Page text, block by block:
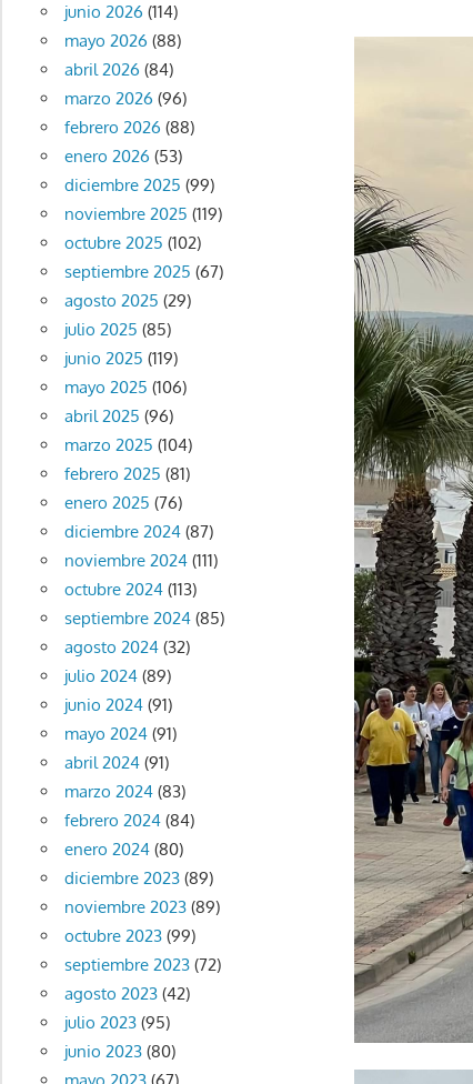
junio 2026 (114)
mayo 2026 (88)
abril 2026 (84)
marzo 2026 (96)
febrero 2026 (88)
enero 2026 (53)
diciembre 2025 (99)
noviembre 2025 (119)
octubre 2025 (102)
septiembre 2025 (67)
agosto 2025 (29)
julio 2025 (85)
junio 2025 (119)
mayo 2025 (106)
abril 2025 (96)
marzo 2025 (104)
febrero 2025 (81)
enero 2025 (76)
diciembre 2024(87)
noviembre 2024(111)
octubre 2024(113)
septiembre 2024(85)
agosto 2024(32)
julio 2024(89)
junio 2024(91)
mayo 2024(91)
abril 2024(91)
marzo 2024(83)
febrero 2024(84)
enero 2024(80)
diciembre 2023(89)
noviembre 2023(89)
octubre 2023(99)
septiembre 2023(72)
agosto 2023(42)
julio 2023(95)
junio 2023(80)